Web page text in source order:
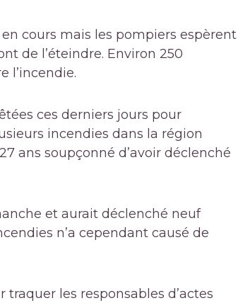
cours mais les pompiers espèrent
de l’éteindre. Environ 250
l’incendie.
ces derniers jours pour
incendies dans la région
ans soupçonné d’avoir déclenché
et aurait déclenché neuf
n’a cependant causé de
les responsables d’actes